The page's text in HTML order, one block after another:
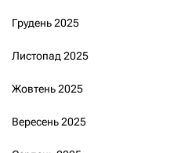
Грудень 2025
Листопад 2025
Жовтень 2025
Вересень 2025